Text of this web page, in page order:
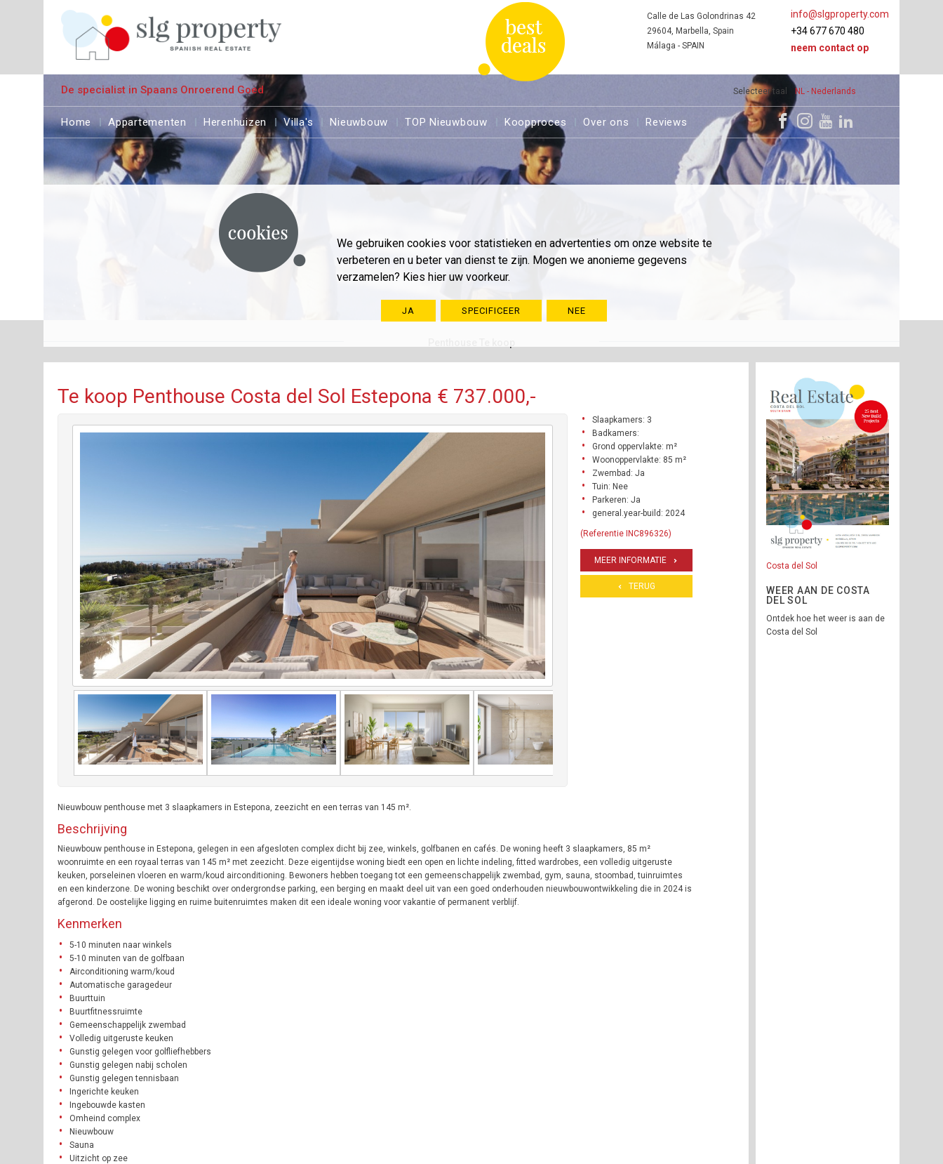
We gebruiken cookies voor statistieken en advertenties om onze website te
verbeteren en u beter van dienst te zijn. Mogen we anonieme gegevens
verzamelen? Kies hier uw voorkeur.
JA SPECIFICEER NEE
Selecteer taal NL - Nederlands
info@slgproperty.com
+34 677 670 480
neem contact op
Calle de Las Golondrinas 42
29604, Marbella, Spain
Málaga - SPAIN
De specialist in Spaans Onroerend Goed
Home Appartementen Herenhuizen Villa's Nieuwbouw TOP Nieuwbouw Koopproces Over ons Reviews
Te koop Penthouse Costa del Sol Estepona € 737.000,-
Slaapkamers: 3
Badkamers:
Grond oppervlakte: m²
Woonoppervlakte: 85 m²
Zwembad: Ja
Tuin: Nee
Parkeren: Ja
general.year-build: 2024
(Referentie INC896326)
MEER INFORMATIE
TERUG
Nieuwbouw penthouse met 3 slaapkamers in Estepona, zeezicht en een terras van 145 m².
Beschrijving
Nieuwbouw penthouse in Estepona, gelegen in een afgesloten complex dicht bij zee, winkels, golfbanen en cafés. De woning heeft 3 slaapkamers, 85 m²
woonruimte en een royaal terras van 145 m² met zeezicht. Deze eigentijdse woning biedt een open en lichte indeling, fitted wardrobes, een volledig uitgeruste
keuken, porseleinen vloeren en warm/koud airconditioning. Bewoners hebben toegang tot een gemeenschappelijk zwembad, gym, sauna, stoombad, tuinruimtes
en een kinderzone. De woning beschikt over ondergrondse parking, een berging en maakt deel uit van een goed onderhouden nieuwbouwontwikkeling die in 2024 is
afgerond. De oostelijke ligging en ruime buitenruimtes maken dit een ideale woning voor vakantie of permanent verblijf.
Kenmerken
5-10 minuten naar winkels
5-10 minuten van de golfbaan
Airconditioning warm/koud
Automatische garagedeur
Buurttuin
Buurtfitnessruimte
Gemeenschappelijk zwembad
Volledig uitgeruste keuken
Gunstig gelegen voor golfliefhebbers
Gunstig gelegen nabij scholen
Gunstig gelegen tennisbaan
Ingerichte keuken
Ingebouwde kasten
Omheind complex
Nieuwbouw
Sauna
Uitzicht op zee
Costa del Sol
WEER AAN DE COSTA
DEL SOL
Ontdek hoe het weer is aan de
Costa del Sol